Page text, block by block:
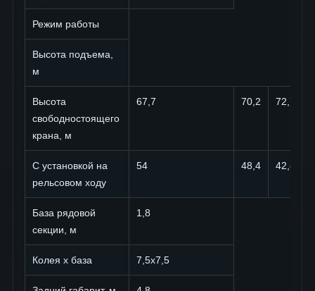
Режим работы
Высота подъема,
м
Высота
свободностоящего
крана, м
67,7 70,2 72,7
С установкой на
рельсовом ходу
54 48,4 42,8
База рядовой
секции, м
1,8
Колея х база 7,5х7,5